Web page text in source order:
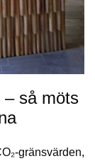
– så möts
gränsvärden,